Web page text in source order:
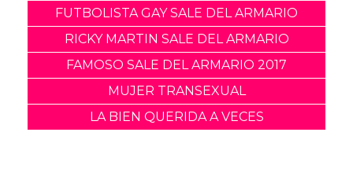
FUTBOLISTA GAY SALE DEL ARMARIO
RICKY MARTIN SALE DEL ARMARIO
FAMOSO SALE DEL ARMARIO 2017
MUJER TRANSEXUAL
LA BIEN QUERIDA A VECES